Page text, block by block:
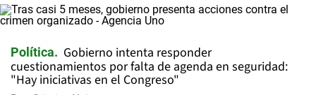
Política
Gobierno intenta responder
cuestionamientos por falta de agenda en seguridad:
"Hay iniciativas en el Congreso"